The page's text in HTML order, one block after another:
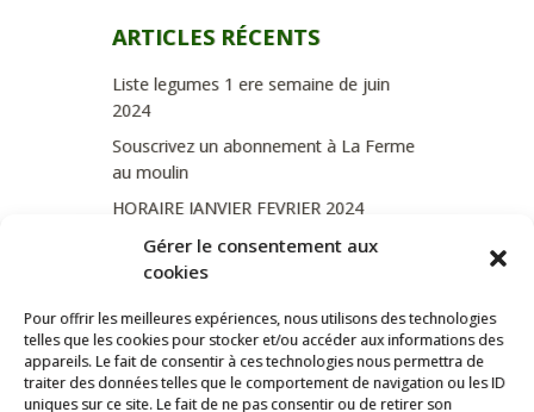
Gérer le consentement aux
cookies
Pour offrir les meilleures expériences, nous utilisons des technologies
telles que les cookies pour stocker et/ou accéder aux informations des
appareils. Le fait de consentir à ces technologies nous permettra de
traiter des données telles que le comportement de navigation ou les ID
uniques sur ce site. Le fait de ne pas consentir ou de retirer son
ARTICLES RÉCENTS
Liste legumes 1 ere semaine de juin
2024
Souscrivez un abonnement à La Ferme
au moulin
HORAIRE JANVIER FEVRIER 2024
Soutien de La Province de Liège
JOURNEE PORTES OUVERTES